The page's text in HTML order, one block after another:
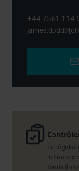
La
le
fonds
+44 7561 114